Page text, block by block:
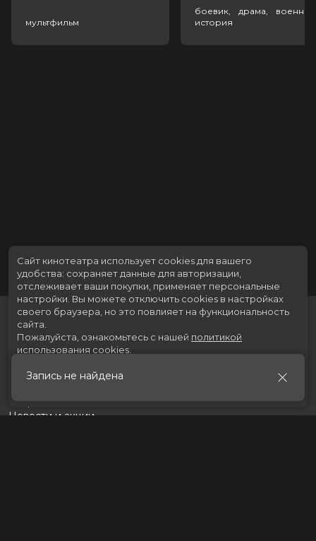
мультфильм
боевик, драма,
история
Запись не найдена
Скоро в кино
Новости и акции
Сайт кинотеатра использует cookies для вашего
удобства: сохраняет данные для авторизации,
отслеживает ваши покупки, применяет персональные
настройки. Вы можете отключить cookies в настройках
своего браузера, но это повлияет на функциональность
сайта.
Пожалуйста, ознакомьтесь с нашей политикой
использования cookies